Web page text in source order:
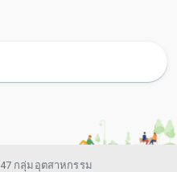
47 กลุ่มอุตสาหกรรม